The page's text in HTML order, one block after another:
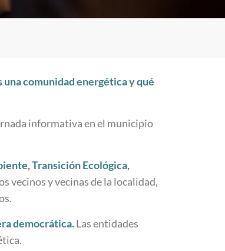
una comunidad energética y qué
informativa en el municipio
Transición Ecológica,
vecinos y vecinas de la localidad,
democrática.Las entidades